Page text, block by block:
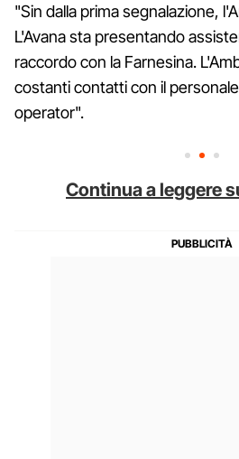
"Sin dalla prima segnalazione,
L'Avana sta presentando
raccordo con la Farnesina.
costanti contatti con il
operator".
Continua a leggere